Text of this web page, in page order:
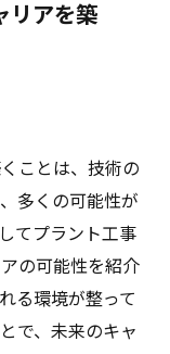
リアを築
ことは、技術の
多くの可能性が
てプラント工事
の可能性を紹介
る環境が整って
で、未来のキャ